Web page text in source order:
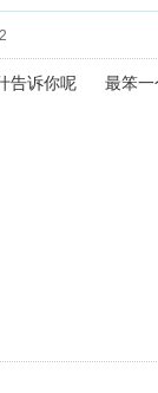
告诉你呢 最笨一